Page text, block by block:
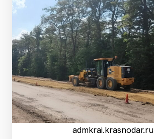
admkrai.krasnodar.ru